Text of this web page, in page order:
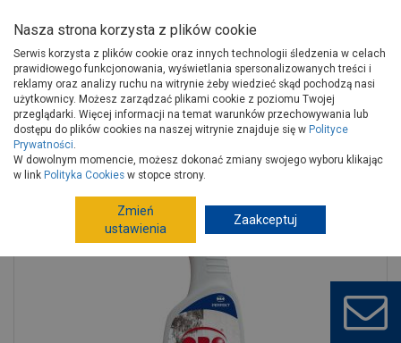
Strona główna Wyposażenie
Wyposażenie, AGD
Chemia gospodarcza
Specjalistyczne środki czyszczące
Preparat do usuwania pleśni biobójczy ORO PERFEKT
Nasza strona korzysta z plików cookie
Serwis korzysta z plików cookie oraz innych technologii śledzenia w celach
prawidłowego funkcjonowania, wyświetlania spersonalizowanych treści i
reklamy oraz analizy ruchu na witrynie żeby wiedzieć skąd pochodzą nasi
użytkownicy. Możesz zarządzać plikami cookie z poziomu Twojej
przeglądarki. Więcej informacji na temat warunków przechowywania lub
dostępu do plików cookies na naszej witrynie znajduje się w Polityce
Prywatności.
W dowolnym momencie, możesz dokonać zmiany swojego wyboru klikając
w link Polityka Cookies w stopce strony.
Zmień
ustawienia
Zaakceptuj